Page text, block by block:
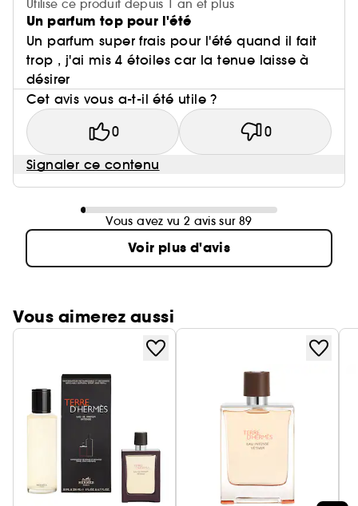
Utilise ce produit depuis 1 an et plus
Un parfum top pour l'été
Un parfum super frais pour l'été quand il fait
trop , j'ai mis 4 étoiles car la tenue laisse à
désirer
Cet avis vous a-t-il été utile ?
0 0
Signaler ce contenu
Vous avez vu 2 avis sur 89
Voir plus d'avis
Vous aimerez aussi